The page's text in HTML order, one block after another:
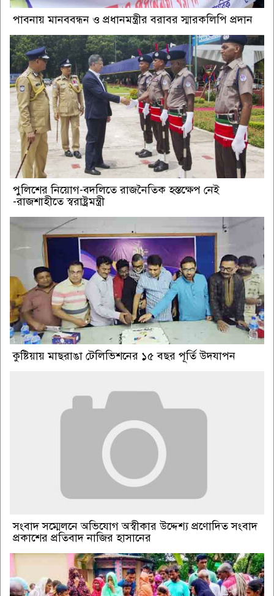
পাবনায় মানববন্ধন ও প্রধানমন্ত্রীর বরাবর স্মারকলিপি প্রদান
পুলিশের নিয়োগ-বদলিতে রাজনৈতিক হস্তক্ষেপ নেই
-রাজশাহীতে স্বরাষ্ট্রমন্ত্রী
কুষ্টিয়ায় মাছরাঙা টেলিভিশনের ১৫ বছর পূর্তি উদযাপন
সংবাদ সম্মেলনে অভিযোগ অস্বীকার উদ্দেশ্য প্রণোদিত সংবাদ
প্রকাশের প্রতিবাদ নাজির হাসানের